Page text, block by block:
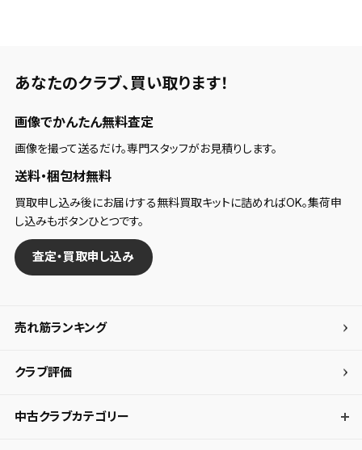
あなたのクラブ、 買い取ります！
画像でかんたん無料査定
画像を撮って送るだけ。専門スタッフがお見積りします。
送料・梱包材無料
買取申し込み後にお届けする無料買取キットに詰めればOK。集荷申
し込みもボタンひとつです。
査定・買取申し込み
売れ筋ランキング
クラブ評価
中古クラブカテゴリー